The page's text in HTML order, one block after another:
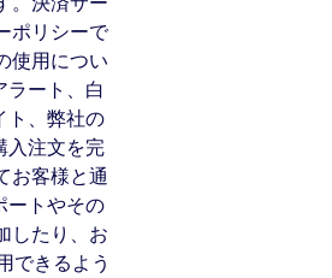
ポリシーで
使用につい
ート、白
ト、弊社の
入注文を完
お客様と通
ートやその
したり、お
できるよう